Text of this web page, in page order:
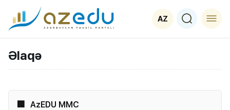
AZ
Əlaqə
AzEDU MMC